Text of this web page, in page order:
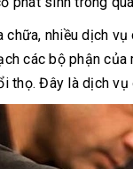
chữa, nhiều dịch
các bộ phận
Đây là dịch